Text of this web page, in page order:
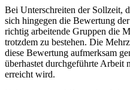
Bei Unterschreiten der Sollzeit,
sich hingegen die Bewertung
richtig arbeitende Gruppen die
trotzdem zu bestehen. Die
diese Bewertung aufmerksam
überhastet durchgeführte Arbeit
erreicht wird.